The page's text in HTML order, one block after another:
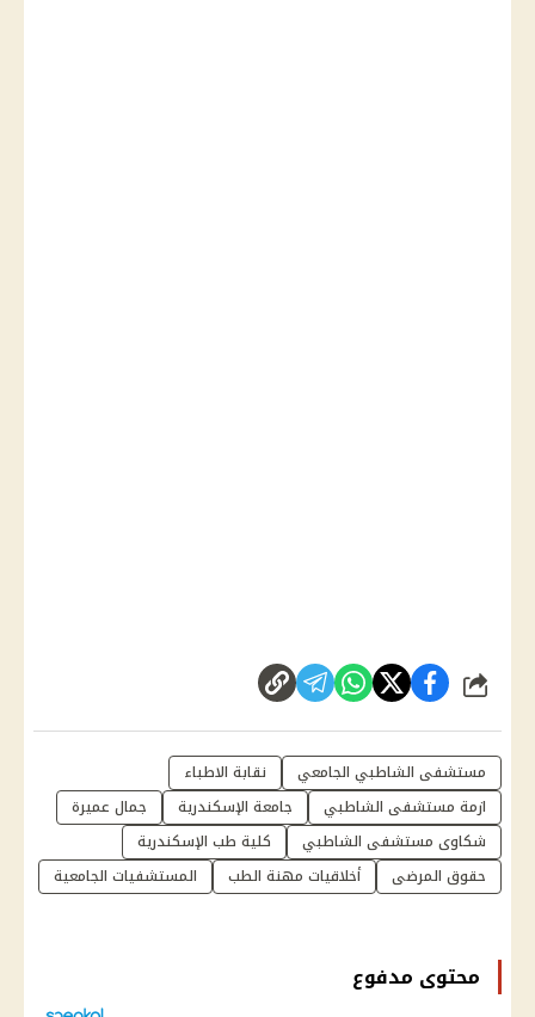
شارك
مستشفى الشاطبي الجامعي
نقابة الاطباء
ازمة مستشفى الشاطبي
جامعة الإسكندرية
جمال عميرة
شكاوى مستشفى الشاطبي
كلية طب الإسكندرية
حقوق المرضى
أخلاقيات مهنة الطب المستشفيات الجامعية
محتوى مدفوع